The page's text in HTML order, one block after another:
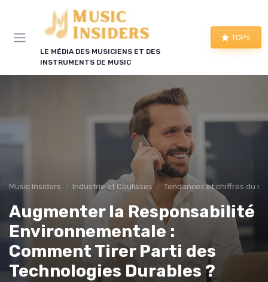
LE MÉDIA DES MUSICIENS ET DES
INSTRUMENTS DE MUSIC
TOPs
Music Insiders Industrie et Coulisses Tendances et chiffres du
Augmenter la Responsabilité
Environnementale :
Comment Tirer Parti des
Technologies Durables ?
Panneau de gestion des cookies